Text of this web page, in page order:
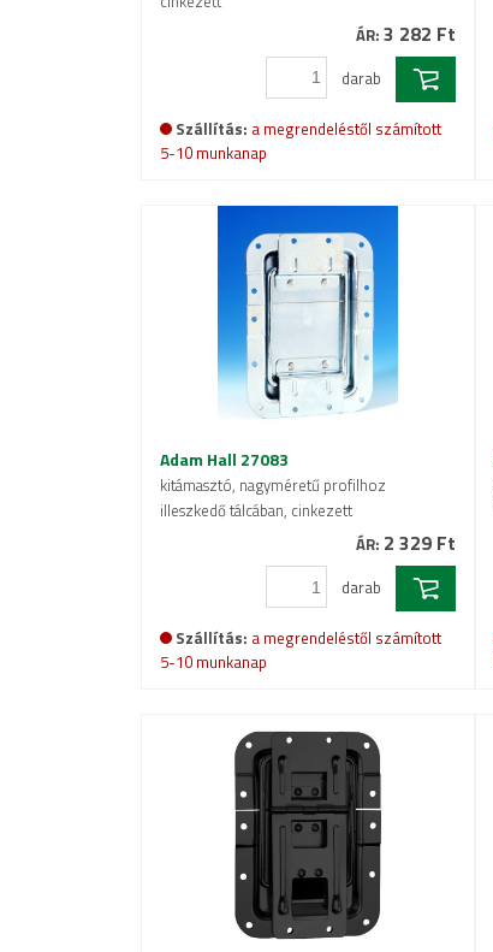
ÁR: 3 282 Ft
darab
Szállítás: a megrendeléstől számított
5-10 munkanap
Adam Hall 27083
kitámasztó, nagyméretű profilhoz
illeszkedő tálcában, cinkezett
ÁR: 2 329 Ft
darab
Szállítás: a megrendeléstől számított
5-10 munkanap